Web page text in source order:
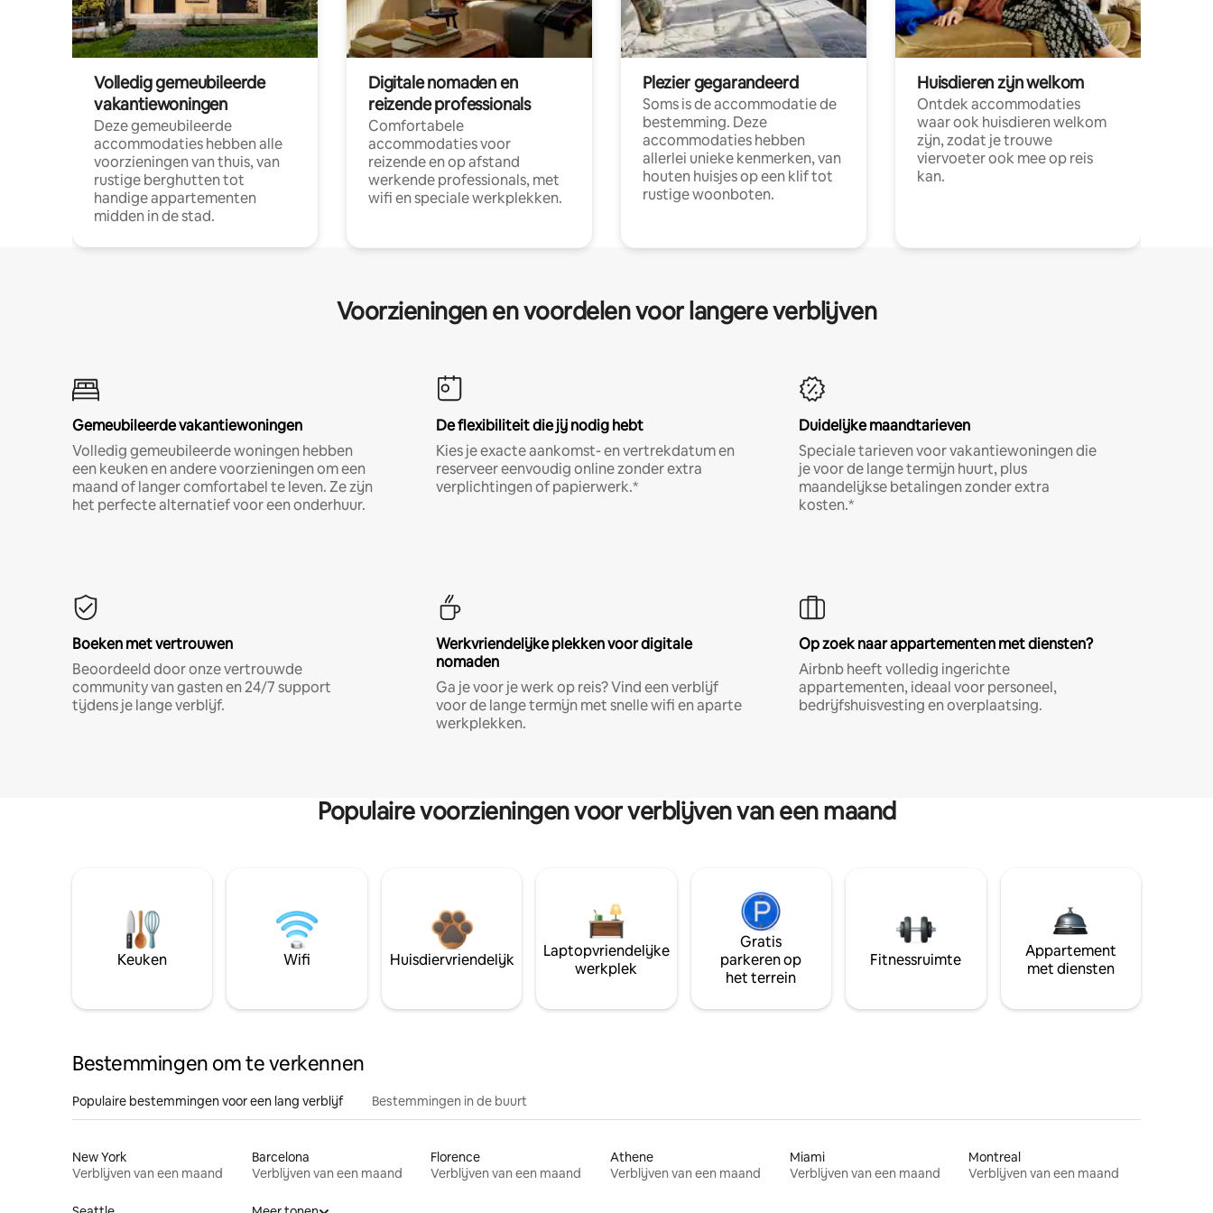
Volledig gemeubileerde
vakantiewoningen
Deze gemeubileerde
accommodaties hebben alle
voorzieningen van thuis, van
rustige berghutten tot
handige appartementen
midden in de stad.
Digitale nomaden en
reizende professionals
Comfortabele
accommodaties voor
reizende en op afstand
werkende professionals, met
wifi en speciale werkplekken.
Plezier gegarandeerd
Soms is de accommodatie de
bestemming. Deze
accommodaties hebben
allerlei unieke kenmerken, van
houten huisjes op een klif tot
rustige woonboten.
Huisdieren zijn welkom
Ontdek accommodaties
waar ook huisdieren welkom
zijn, zodat je trouwe
viervoeter ook mee op reis
kan.
Voorzieningen en voordelen voor langere verblijven
Gemeubileerde vakantiewoningen
Volledig gemeubileerde woningen hebben
een keuken en andere voorzieningen om een
maand of langer comfortabel te leven. Ze zijn
het perfecte alternatief voor een onderhuur.
De flexibiliteit die jij nodig hebt
Kies je exacte aankomst- en vertrekdatum en
reserveer eenvoudig online zonder extra
verplichtingen of papierwerk.*
Duidelijke maandtarieven
Speciale tarieven voor vakantiewoningen die
je voor de lange termijn huurt, plus
maandelijkse betalingen zonder extra
kosten.*
Boeken met vertrouwen
Beoordeeld door onze vertrouwde
community van gasten en 24/7 support
tijdens je lange verblijf.
Werkvriendelijke plekken voor digitale
nomaden
Ga je voor je werk op reis? Vind een verblijf
voor de lange termijn met snelle wifi en aparte
werkplekken.
Op zoek naar appartementen met diensten?
Airbnb heeft volledig ingerichte
appartementen, ideaal voor personeel,
bedrijfshuisvesting en overplaatsing.
Populaire voorzieningen voor verblijven van een maand
Keuken Wifi Huisdiervriendelijk
Laptopvriendelijke
werkplek
Gratis
parkeren op
het terrein
Fitnessruimte
Appartement
met diensten
Bestemmingen om te verkennen
Populaire bestemmingen voor een lang verblijf Bestemmingen in de buurt
New York
Verblijven van een maand
Barcelona
Verblijven van een maand
Florence
Verblijven van een maand
Athene
Verblijven van een maand
Miami
Verblijven van een maand
Montreal
Verblijven van een maand